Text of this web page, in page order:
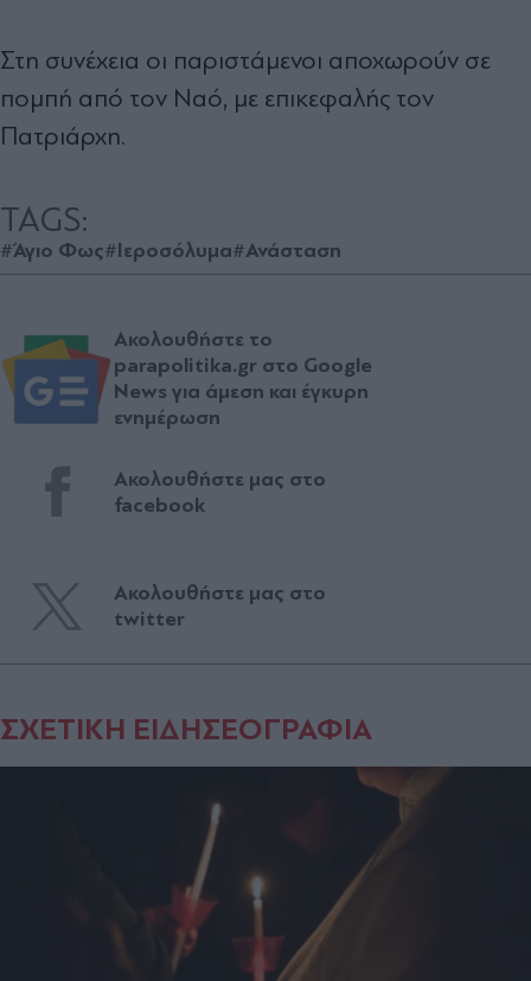
Στη συνέχεια οι παριστάμενοι αποχωρούν σε
πομπή από τον Ναό, με επικεφαλής τον
Πατριάρχη.
TAGS:
#Άγιο Φως#Ιεροσόλυμα#Ανάσταση
Ακολουθήστε το
parapolitika.gr στο Google
News για άμεση και έγκυρη
ενημέρωση
Ακολουθήστε μας στο
facebook
Ακολουθήστε μας στο
twitter
ΣΧΕΤΙΚΗ ΕΙΔΗΣΕΟΓΡΑΦΙΑ